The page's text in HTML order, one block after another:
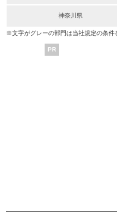
神奈川県
※文字がグレーの部門は当社規定の条件
PR